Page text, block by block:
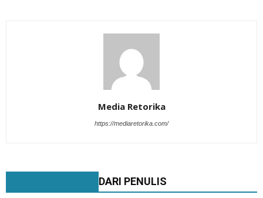
Media Retorika
https://mediaretorika.com/
DARI PENULIS